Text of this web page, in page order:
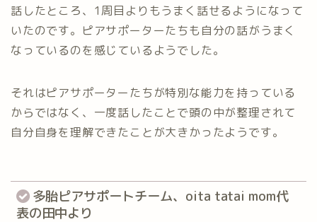
話したところ、1周目よりもうまく話せるようになって
いたのです。ピアサポーターたちも自分の話がうまく
なっているのを感じているようでした。
それはピアサポーターたちが特別な能力を持っている
からではなく、一度話したことで頭の中が整理されて
自分自身を理解できたことが大きかったようです。
多胎ピアサポートチーム、oita tatai mom代
表の田中より